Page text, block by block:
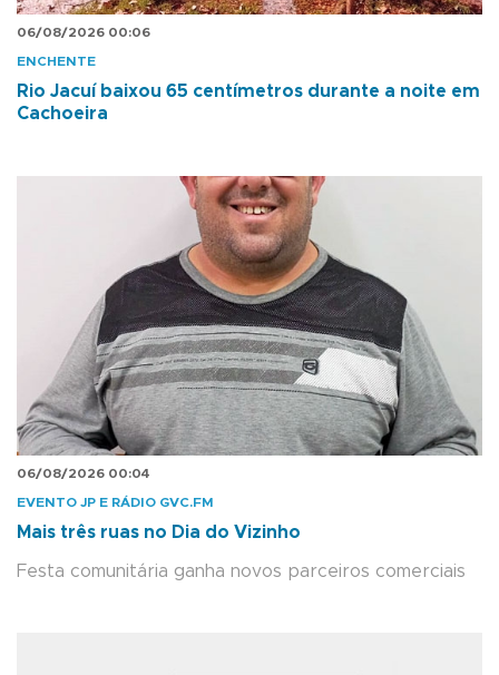
06/08/2026 00:06
ENCHENTE
Rio Jacuí baixou 65 centímetros durante a noite em
Cachoeira
06/08/2026 00:04
EVENTO JP E RÁDIO GVC.FM
Mais três ruas no Dia do Vizinho
Festa comunitária ganha novos parceiros comerciais